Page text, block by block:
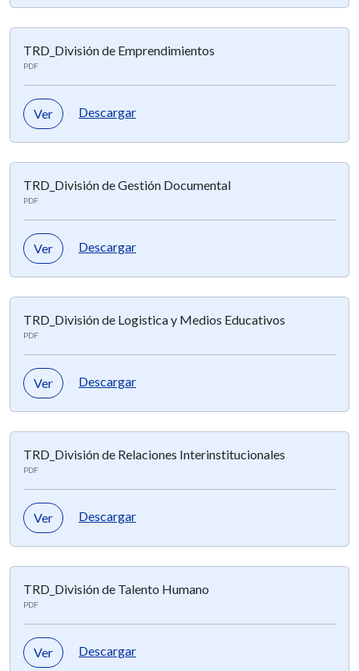
TRD_División de Emprendimientos
PDF
Ver Descargar
TRD_División de Gestión Documental
PDF
Ver Descargar
TRD_División de Logistica y Medios Educativos
PDF
Ver Descargar
TRD_División de Relaciones Interinstitucionales
PDF
Ver Descargar
TRD_División de Talento Humano
PDF
Ver Descargar